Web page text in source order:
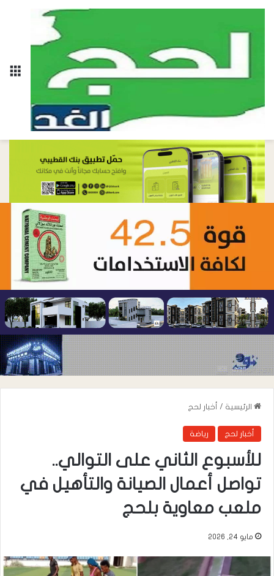
الرئيسية / أخبار لحج
أخبار لحج رياضة
للأسبوع الثاني على التوالي..
تواصل أعمال الصيانة والتأهيل في
ملعب معاوية بلحج
مايو 24, 2026